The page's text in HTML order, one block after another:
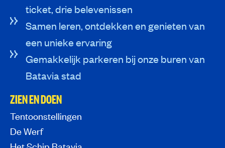
ticket, drie belevenissen
Samen leren, ontdekken en genieten van
een unieke ervaring
Gemakkelijk parkeren bij onze buren van
Batavia stad
ZIEN EN DOEN
Tentoonstellingen
De Werf